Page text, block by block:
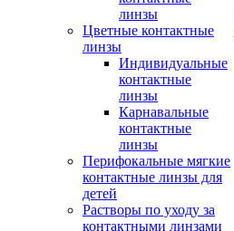
линзы
Цветные контактные
линзы
Индивидуальные
контактные
линзы
Карнавальные
контактные
линзы
Перифокальные мягкие
контактные линзы для
детей
Растворы по уходу за
контактными линзами